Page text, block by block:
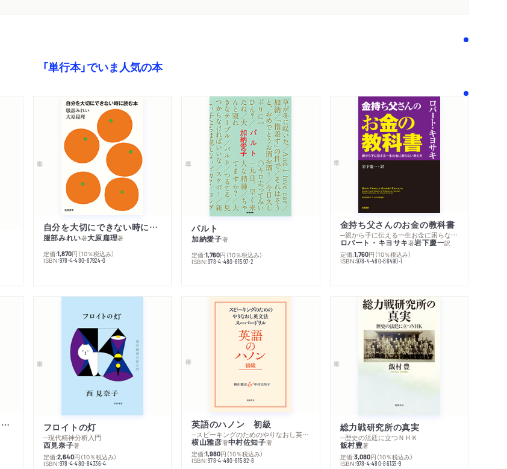
「単行本」でいま人気の本
自分を大切にできない時に読む本
服部みれい著大原扁理著
定価:1,870円 （10％税込み）
ISBN:978-4-480-87924-0
パルト
加納愛子著
定価:1,760円 （10％税込み）
ISBN:978-4-480-81597-2
金持ち父さんのお金の教科書
─親から子に伝える一生お金に困らない考え方
ロバート・キヨサキ著岩下慶一訳
定価:1,760円 （10％税込み）
ISBN:978-4-480-86490-1
改訂版 金持ち父さんのキャッシュフロー・クワドラント フロイトの灯
─現代精神分析入門
西見奈子著
定価:2,640円 （10％税込み）
ISBN:978-4-480-84336-4
英語のハノン 初級
─スピーキングのためのやりなおし英文法スーパードリル
横山雅彦著中村佐知子著
定価:1,980円 （10％税込み）
ISBN:978-4-480-81582-8
総力戦研究所の真実
─歴史の法廷に立つＮＨＫ
飯村豊著
定価:3,080円 （10％税込み）
ISBN:978-4-480-86139-9